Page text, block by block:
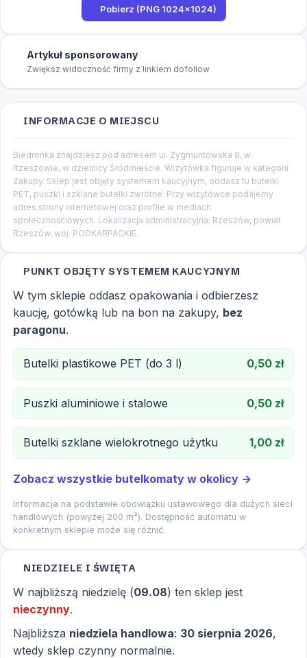
Pobierz (PNG 1024×1024)
Artykuł sponsorowany
Zwiększ widoczność firmy z linkiem dofollow
INFORMACJE O MIEJSCU
Biedronka znajdziesz pod adresem ul. Zygmuntowska 8, w
Rzeszowie, w dzielnicy Śródmieście. Wizytówka figuruje w kategorii
Zakupy. Sklep jest objęty systemem kaucyjnym, oddasz tu butelki
PET, puszki i szklane butelki zwrotne. Przy wizytówce podajemy
adres strony internetowej oraz profile w mediach
społecznościowych. Lokalizacja administracyjna: Rzeszów, powiat
Rzeszów, woj. PODKARPACKIE.
PUNKT OBJĘTY SYSTEMEM KAUCYJNYM
W tym sklepie oddasz opakowania i odbierzesz
kaucję, gotówką lub na bon na zakupy, bez
paragonu.
Butelki plastikowe PET (do 3 l) 0,50 zł
Puszki aluminiowe i stalowe 0,50 zł
Butelki szklane wielokrotnego użytku 1,00 zł
Zobacz wszystkie butelkomaty w okolicy →
Informacja na podstawie obowiązku ustawowego dla dużych sieci
handlowych (powyżej 200 m²). Dostępność automatu w
konkretnym sklepie może się różnić.
NIEDZIELE I ŚWIĘTA
W najbliższą niedzielę (09.08) ten sklep jest
nieczynny.
Najbliższa niedziela handlowa: 30 sierpnia 2026,
wtedy sklep czynny normalnie.